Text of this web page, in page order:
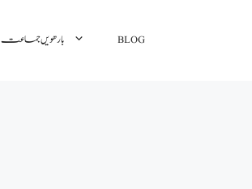
بارھویں جماعت BLOG